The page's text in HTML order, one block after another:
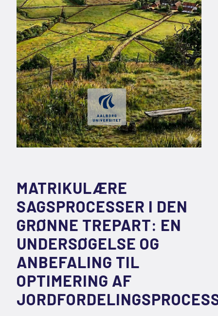
MATRIKULÆRE
SAGSPROCESSER I DEN
GRØNNE TREPART: EN
UNDERSØGELSE OG
ANBEFALING TIL
OPTIMERING AF